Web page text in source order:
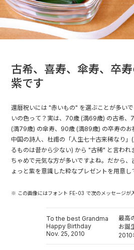
古希、喜寿、傘寿、卒
紫です
還暦祝いには"赤いもの" を選ぶことが多い
いの色って？実は、70歳 (満69歳) の古希
(満79歳) の傘寿、90歳 (満89歳) の卒寿のお
中国の詩人、杜甫の「人生七十古来稀なり
るものは昔から少ない) から "古稀" と言われ
ちゃめで元気な方が多いですよね。だから
ょっと紫を意識した粋なプレゼントを用意し
※ この画像にはフォント FE-03 で次のメッセージが
To the best Grandma
Happy Birthday
Nov. 25, 2010
最高
お誕
2010